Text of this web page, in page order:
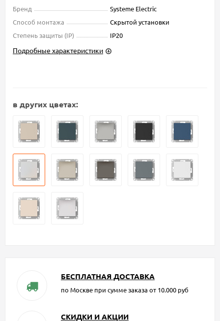
Бренд
Systeme Electric
Способ монтажа
Скрытой установки
Степень защиты (IP)
IP20
Подробные характеристики
в других цветах:
БЕСПЛАТНАЯ ДОСТАВКА
по Москве при сумме заказа от 10.000 руб
СКИДКИ И АКЦИИ